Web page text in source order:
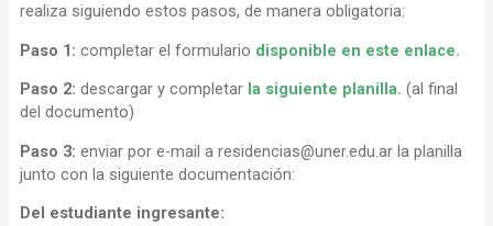
realiza siguiendo estos pasos, de manera obligatoria:
Paso 1: completar el formulario disponible en este enlace.
Paso 2: descargar y completar la siguiente planilla. (al final
del documento)
Paso 3: enviar por e-mail a residencias@uner.edu.ar la planilla
junto con la siguiente documentación:
Del estudiante ingresante: